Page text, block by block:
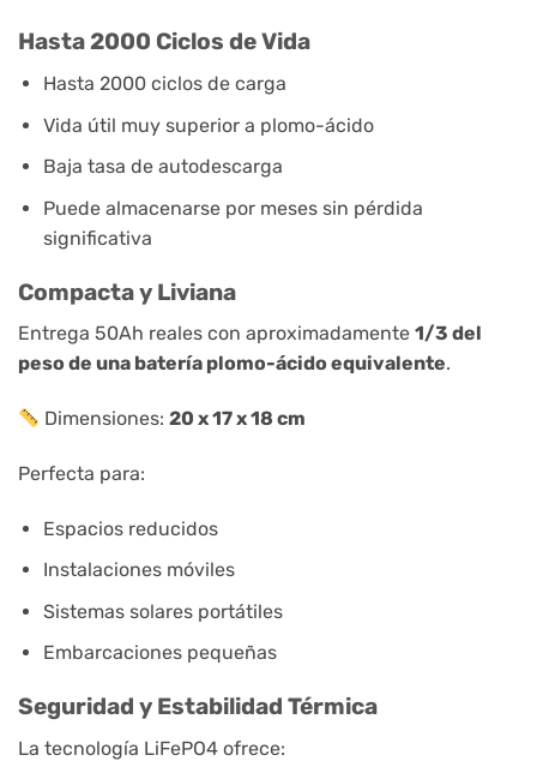
Hasta 2000 Ciclos de Vida
Hasta 2000 ciclos de carga
Vida útil muy superior a plomo-ácido
Baja tasa de autodescarga
Puede almacenarse por meses sin pérdida
significativa
Compacta y Liviana
Entrega 50Ah reales con aproximadamente 1/3 del
peso de una batería plomo-ácido equivalente.
Dimensiones:20 x 17 x 18 cm
Perfecta para:
Espacios reducidos
Instalaciones móviles
Sistemas solares portátiles
Embarcaciones pequeñas
Seguridad y Estabilidad Térmica
La tecnología LiFePO4 ofrece: